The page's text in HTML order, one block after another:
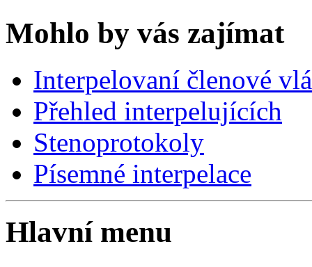
Mohlo by vás zajímat
Interpelovaní členové
Přehled interpelujících
Stenoprotokoly
Písemné interpelace
Hlavní menu